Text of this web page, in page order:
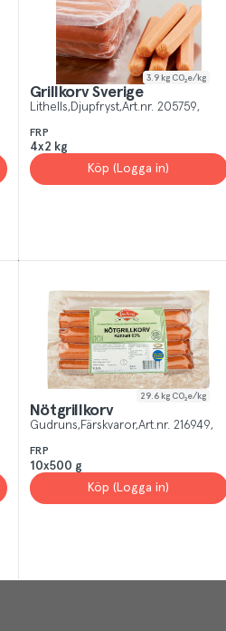
3.9 kg CO₂e/kg
Grillkorv Sverige
Lithells Djupfryst Art.nr. 205759
FRP
4x2 kg
Köp (Logga in)
29.6 kg CO₂e/kg
Nötgrillkorv
Gudruns Färskvaror Art.nr. 216949
FRP
10x500 g
Köp (Logga in)